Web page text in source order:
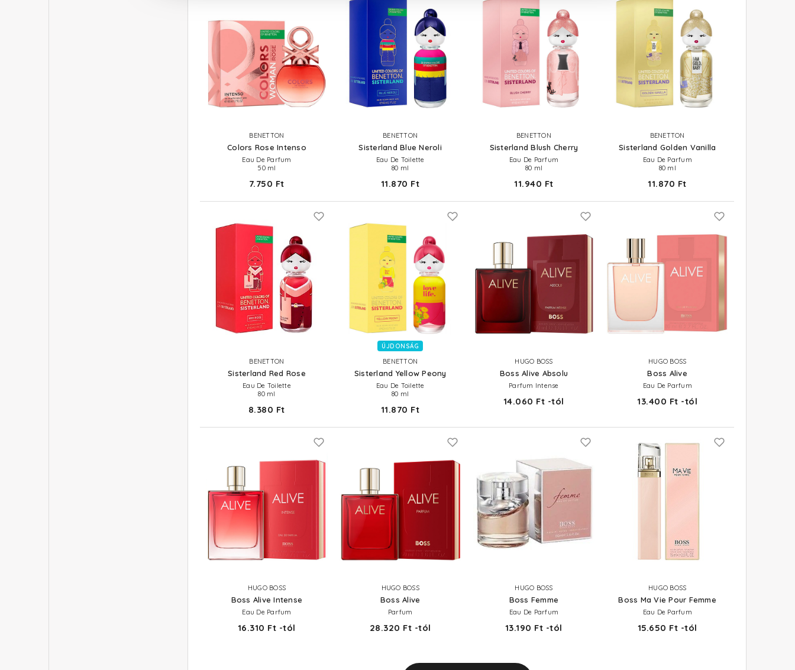
BENETTON
Colors Rose Intenso
Eau De Parfum
50 ml
7.750 Ft
BENETTON
Sisterland Blue Neroli
Eau De Toilette
80 ml
11.870 Ft
BENETTON
Sisterland Blush Cherry
Eau De Parfum
80 ml
11.940 Ft
BENETTON
Sisterland Golden Vanilla
Eau De Parfum
80 ml
11.870 Ft
BENETTON
Sisterland Red Rose
Eau De Toilette
80 ml
8.380 Ft
ÚJDONSÁG
BENETTON
Sisterland Yellow Peony
Eau De Toilette
80 ml
11.870 Ft
HUGO BOSS
Boss Alive Absolu
Parfum Intense
14.060 Ft -tól
HUGO BOSS
Boss Alive
Eau De Parfum
13.400 Ft -tól
HUGO BOSS
Boss Alive Intense
Eau De Parfum
16.310 Ft -tól
HUGO BOSS
Boss Alive
Parfum
28.320 Ft -tól
HUGO BOSS
Boss Femme
Eau De Parfum
13.190 Ft -tól
HUGO BOSS
Boss Ma Vie Pour Femme
Eau De Parfum
15.650 Ft -tól